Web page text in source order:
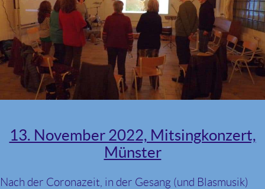
13. November 2022, Mitsingkonzert,
Münster
Nach der Coronazeit, in der Gesang (und Blasmusik)